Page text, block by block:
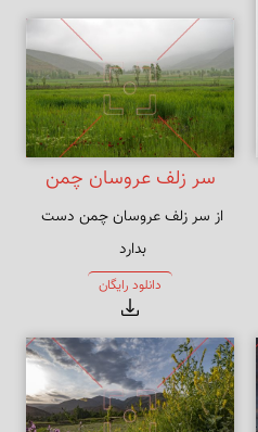
سر زلف عروسان چمن
از سر زلف عروسان چمن دست
به سر زلف تو گر دست رسد باد
صبا را
دانلود رایگان